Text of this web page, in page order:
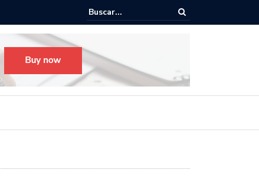
Todo listo para el Festival Desfile Día de Muertos